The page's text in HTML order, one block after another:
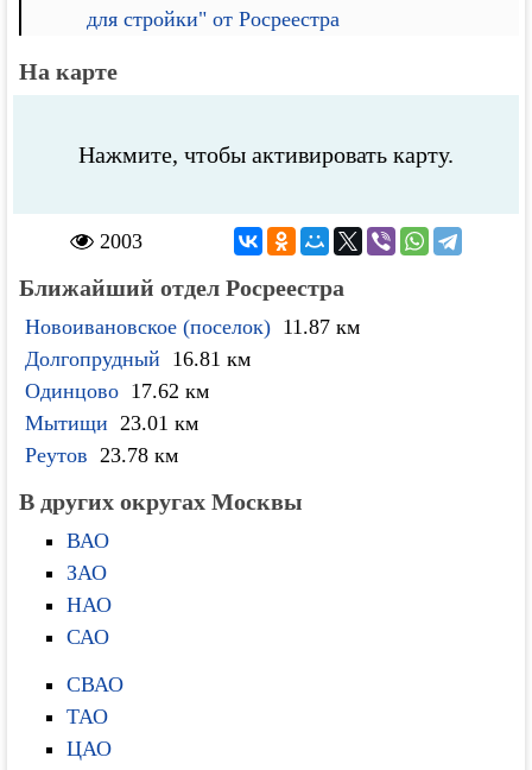
для стройки" от Росреестра
На карте
Нажмите, чтобы активировать карту.
2003
Ближайший отдел Росреестра
Новоивановское (поселок) 11.87 км
Долгопрудный 16.81 км
Одинцово 17.62 км
Мытищи 23.01 км
Реутов 23.78 км
В других округах Москвы
ВАО
ЗАО
НАО
САО
СВАО
ТАО
ЦАО